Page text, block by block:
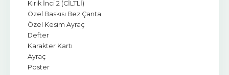
Kırık İnci 2 (CİLTLİ)
Özel Baskısı Bez Çanta
Özel Kesim Ayraç
Defter
Karakter Kartı
Ayraç
Poster